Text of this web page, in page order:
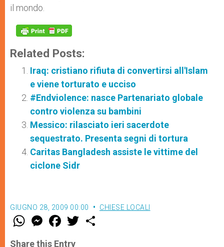
il mondo.
Related Posts:
Iraq: cristiano rifiuta di convertirsi all'Islam
e viene torturato e ucciso
#Endviolence: nasce Partenariato globale
contro violenza su bambini
Messico: rilasciato ieri sacerdote
sequestrato. Presenta segni di tortura
Caritas Bangladesh assiste le vittime del
ciclone Sidr
GIUGNO 28, 2009 00:00 CHIESE LOCALI
W
t
M
e
s
F
a
e
w
Share this Entry